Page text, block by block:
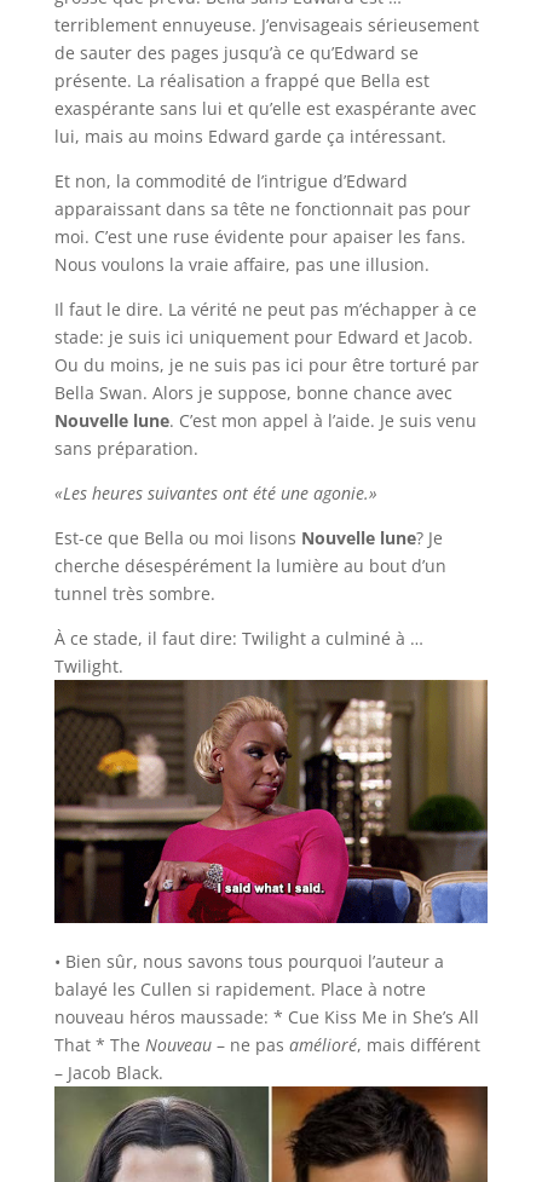
terriblement ennuyeuse. J’envisageais sérieusement
de sauter des pages jusqu’à ce qu’Edward se
présente. La réalisation a frappé que Bella est
exaspérante sans lui et qu’elle est exaspérante avec
lui, mais au moins Edward garde ça intéressant.
Et non, la commodité de l’intrigue d’Edward
apparaissant dans sa tête ne fonctionnait pas pour
moi. C’est une ruse évidente pour apaiser les fans.
Nous voulons la vraie affaire, pas une illusion.
Il faut le dire. La vérité ne peut pas m’échapper à ce
stade: je suis ici uniquement pour Edward et Jacob.
Ou du moins, je ne suis pas ici pour être torturé par
Bella Swan. Alors je suppose, bonne chance avec
Nouvelle lune. C’est mon appel à l’aide. Je suis venu
sans préparation.
«Les heures suivantes ont été une agonie.»
Est-ce que Bella ou moi lisons Nouvelle lune? Je
cherche désespérément la lumière au bout d’un
tunnel très sombre.
À ce stade, il faut dire: Twilight a culminé à …
Twilight.
• Bien sûr, nous savons tous pourquoi l’auteur a
balayé les Cullen si rapidement. Place à notre
nouveau héros maussade: * Cue Kiss Me in She’s All
That * The Nouveau– ne pas amélioré, mais différent
– Jacob Black.